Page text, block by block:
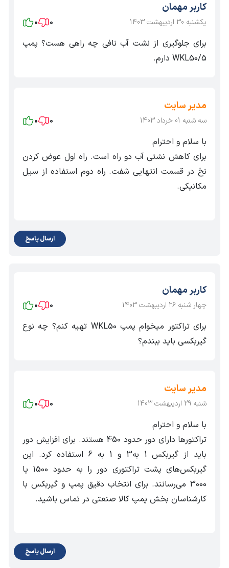
کاربر مهمان
یکشنبه 30 اردیبهشت 1403 0
0
برای جلوگیری از نشت آب نافی چه راهی هست؟ پمپ
WKL50/5 دارم.
مدیر سایت
سه شنبه 01 خرداد 1403 0
0
با سلام و احترام
برای کاهش نشتی آب دو راه است. راه اول عوض کردن
نخ در قسمت انتهایی شفت. راه دوم استفاده از سیل
مکانیکی.
ارسال پاسخ
کاربر مهمان
چهار شنبه 26 اردیبهشت 1403 0
0
برای تراکتور میخوام پمپ WKL50 تهیه کنم؟ چه نوع
گیربکسی باید ببندم؟
مدیر سایت
شنبه 29 اردیبهشت 1403 0
0
با سلام و احترام
تراکتورها دارای دور حدود 450 هستند. برای افزایش دور
باید از گیربکس 1 به3 و 1 به 6 استفاده کرد. این
گیربکس‌های پشت تراکتوری دور را به حدود 1500 یا
3000 می‌رسانند. برای انتخاب دقیق پمپ و گیربکس با
کارشناسان بخش پمپ کالا صنعتی در تماس باشید.
ارسال پاسخ